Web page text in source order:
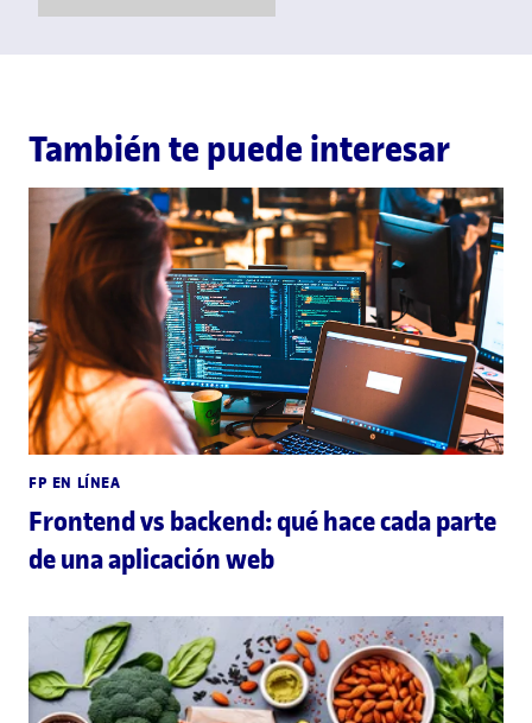
También te puede interesar
FP EN LÍNEA
Frontend vs backend: qué hace cada parte
de una aplicación web